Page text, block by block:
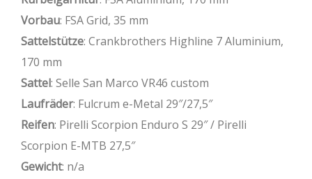
Vorbau: FSA Grid, 35 mm
Sattelstütze: Crankbrothers Highline 7 Aluminium,
170 mm
Sattel: Selle San Marco VR46 custom
Laufräder: Fulcrum e-Metal 29″/27,5″
Reifen: Pirelli Scorpion Enduro S 29″ / Pirelli
Scorpion E-MTB 27,5″
Gewicht: n/a